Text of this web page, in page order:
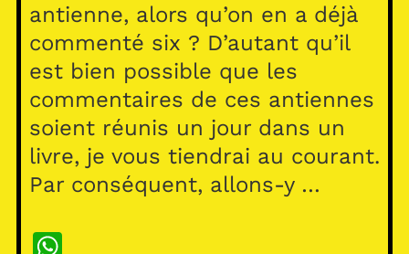
antienne, alors qu’on en a déjà
commenté six ? D’autant qu’il
est bien possible que les
commentaires de ces antiennes
soient réunis un jour dans un
livre, je vous tiendrai au courant.
Par conséquent, allons-y …
WhatsApp